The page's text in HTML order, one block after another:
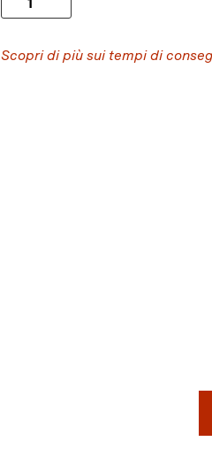
Scopri di più sui tempi di